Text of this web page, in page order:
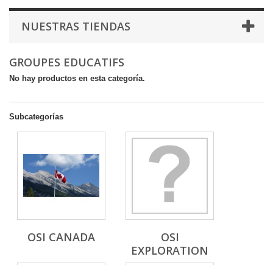
NUESTRAS TIENDAS
GROUPES EDUCATIFS
No hay productos en esta categoría.
Subcategorías
OSI CANADA
OSI
EXPLORATION